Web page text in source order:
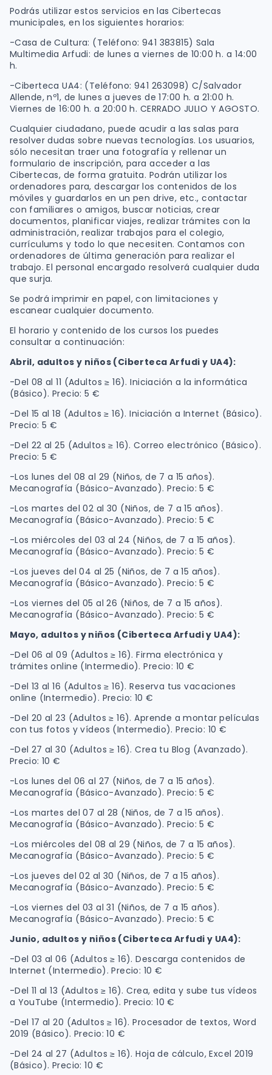
Podrás utilizar estos servicios en las Cibertecas
municipales, en los siguientes horarios:
-Casa de Cultura: (Teléfono: 941 383815) Sala
Multimedia Arfudi: de lunes a viernes de 10:00 h. a 14:00
h.
-Ciberteca UA4: (Teléfono: 941 263098) C/Salvador
Allende, nº1, de lunes a jueves de 17:00 h. a 21:00 h.
Viernes de 16:00 h. a 20:00 h. CERRADO JULIO Y AGOSTO.
Cualquier ciudadano, puede acudir a las salas para
resolver dudas sobre nuevas tecnologías. Los usuarios,
sólo necesitan traer una fotografía y rellenar un
formulario de inscripción, para acceder a las
Cibertecas, de forma gratuita. Podrán utilizar los
ordenadores para, descargar los contenidos de los
móviles y guardarlos en un pen drive, etc., contactar
con familiares o amigos, buscar noticias, crear
documentos, planificar viajes, realizar trámites con la
administración, realizar trabajos para el colegio,
currículums y todo lo que necesiten. Contamos con
ordenadores de última generación para realizar el
trabajo. El personal encargado resolverá cualquier duda
que surja.
Se podrá imprimir en papel, con limitaciones y
escanear cualquier documento.
El horario y contenido de los cursos los puedes
consultar a continuación:
Abril, adultos y niños (Ciberteca Arfudi y UA4):
-Del 08 al 11 (Adultos ≥ 16). Iniciación a la informática
(Básico). Precio: 5 €
-Del 15 al 18 (Adultos ≥ 16). Iniciación a Internet (Básico).
Precio: 5 €
-Del 22 al 25 (Adultos ≥ 16). Correo electrónico (Básico).
Precio: 5 €
-Los lunes del 08 al 29 (Niños, de 7 a 15 años).
Mecanografía (Básico-Avanzado). Precio: 5 €
-Los martes del 02 al 30 (Niños, de 7 a 15 años).
Mecanografía (Básico-Avanzado). Precio: 5 €
-Los miércoles del 03 al 24 (Niños, de 7 a 15 años).
Mecanografía (Básico-Avanzado). Precio: 5 €
-Los jueves del 04 al 25 (Niños, de 7 a 15 años).
Mecanografía (Básico-Avanzado). Precio: 5 €
-Los viernes del 05 al 26 (Niños, de 7 a 15 años).
Mecanografía (Básico-Avanzado). Precio: 5 €
Mayo, adultos y niños (Ciberteca Arfudi y UA4):
-Del 06 al 09 (Adultos ≥ 16). Firma electrónica y
trámites online (Intermedio). Precio: 10 €
-Del 13 al 16 (Adultos ≥ 16). Reserva tus vacaciones
online (Intermedio). Precio: 10 €
-Del 20 al 23 (Adultos ≥ 16). Aprende a montar películas
con tus fotos y vídeos (Intermedio). Precio: 10 €
-Del 27 al 30 (Adultos ≥ 16). Crea tu Blog (Avanzado).
Precio: 10 €
-Los lunes del 06 al 27 (Niños, de 7 a 15 años).
Mecanografía (Básico-Avanzado). Precio: 5 €
-Los martes del 07 al 28 (Niños, de 7 a 15 años).
Mecanografía (Básico-Avanzado). Precio: 5 €
-Los miércoles del 08 al 29 (Niños, de 7 a 15 años).
Mecanografía (Básico-Avanzado). Precio: 5 €
-Los jueves del 02 al 30 (Niños, de 7 a 15 años).
Mecanografía (Básico-Avanzado). Precio: 5 €
-Los viernes del 03 al 31 (Niños, de 7 a 15 años).
Mecanografía (Básico-Avanzado). Precio: 5 €
Junio, adultos y niños (Ciberteca Arfudi y UA4):
-Del 03 al 06 (Adultos ≥ 16). Descarga contenidos de
Internet (Intermedio). Precio: 10 €
-Del 11 al 13 (Adultos ≥ 16). Crea, edita y sube tus vídeos
a YouTube (Intermedio). Precio: 10 €
-Del 17 al 20 (Adultos ≥ 16). Procesador de textos, Word
2019 (Básico). Precio: 10 €
-Del 24 al 27 (Adultos ≥ 16). Hoja de cálculo, Excel 2019
(Básico). Precio: 10 €